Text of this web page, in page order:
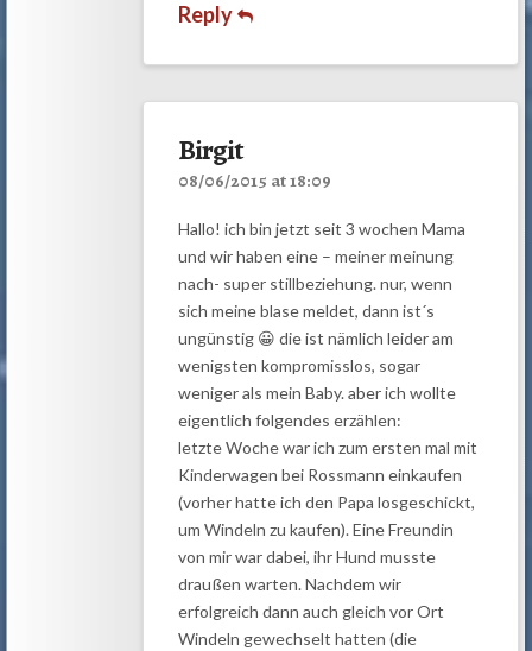
Reply
Birgit
08/06/2015 at 18:09
Hallo! ich bin jetzt seit 3 wochen Mama
und wir haben eine – meiner meinung
nach- super stillbeziehung. nur, wenn
sich meine blase meldet, dann ist´s
ungünstig 😀 die ist nämlich leider am
wenigsten kompromisslos, sogar
weniger als mein Baby. aber ich wollte
eigentlich folgendes erzählen:
letzte Woche war ich zum ersten mal mit
Kinderwagen bei Rossmann einkaufen
(vorher hatte ich den Papa losgeschickt,
um Windeln zu kaufen). Eine Freundin
von mir war dabei, ihr Hund musste
draußen warten. Nachdem wir
erfolgreich dann auch gleich vor Ort
Windeln gewechselt hatten (die